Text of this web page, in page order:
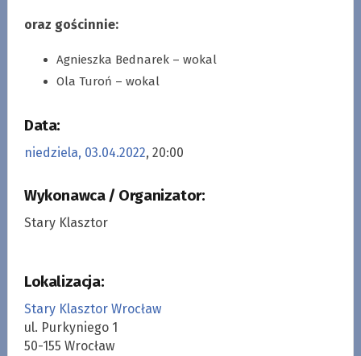
oraz gościnnie:
Agnieszka Bednarek – wokal
Ola Turoń – wokal
Data:
niedziela, 03.04.2022, 20:00
Wykonawca / Organizator:
Stary Klasztor
Lokalizacja:
Stary Klasztor Wrocław
ul. Purkyniego 1
50-155 Wrocław